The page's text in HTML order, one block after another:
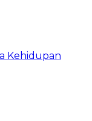
Kehidupan